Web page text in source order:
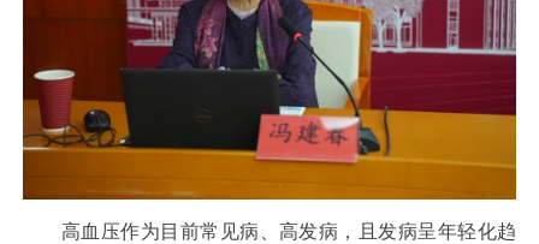
高血压作为目前常见病、高发病，且发病呈年轻化趋